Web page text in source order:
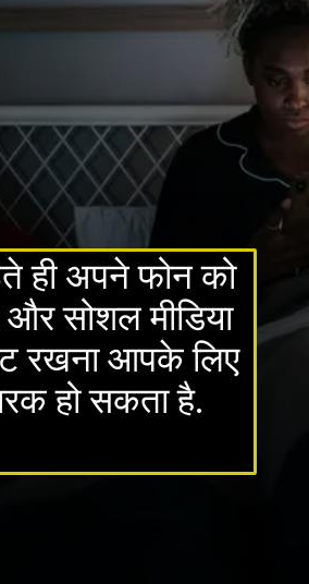
ही अपने फोन को
सोशल मीडिया
रखना आपके लिए
हो सकता है.